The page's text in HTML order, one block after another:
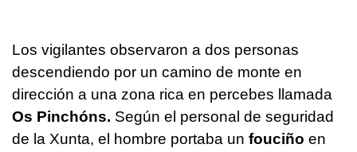
Los vigilantes observaron a dos personas
descendiendo por un camino de monte en
dirección a una zona rica en percebes llamada
Os Pinchóns. Según el personal de seguridad
de la Xunta, el hombre portaba un fouciño en